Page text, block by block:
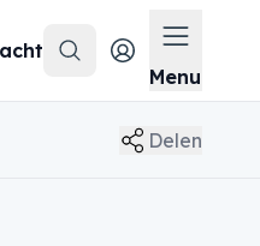
Zoeken
Menu
Menu
Delen